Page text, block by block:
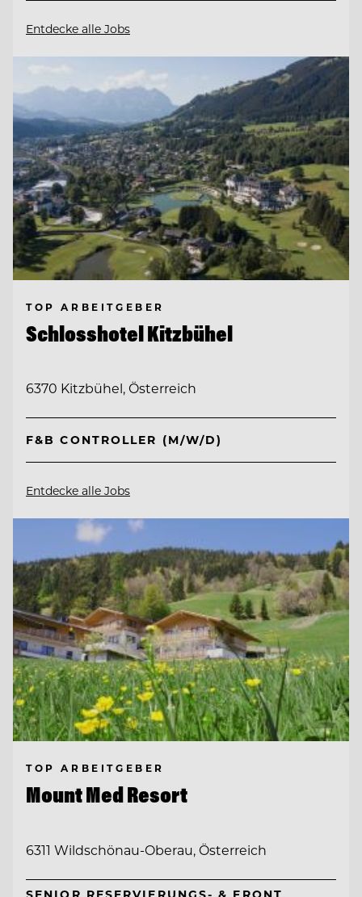
Entdecke alle Jobs
TOP ARBEITGEBER
Schlosshotel Kitzbühel
6370 Kitzbühel, Österreich
F&B CONTROLLER (M/W/D)
Entdecke alle Jobs
TOP ARBEITGEBER
Mount Med Resort
6311 Wildschönau-Oberau, Österreich